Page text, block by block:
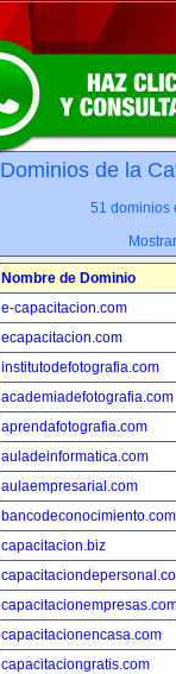
Dominios de la
51 dominios
Nombre de Dominio
e-capacitacion.com
ecapacitacion.com
institutodefotografia.com
academiadefotografia.com
aprendafotografia.com
auladeinformatica.com
aulaempresarial.com
bancodeconocimiento.com
capacitacion.biz
capacitacionencasa.com
capacitaciongratis.com